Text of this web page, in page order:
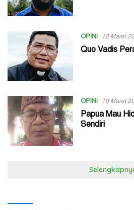
OPINI 12 Maret
Quo Vadis
OPINI 10 Maret
Papua Mau
Sendiri